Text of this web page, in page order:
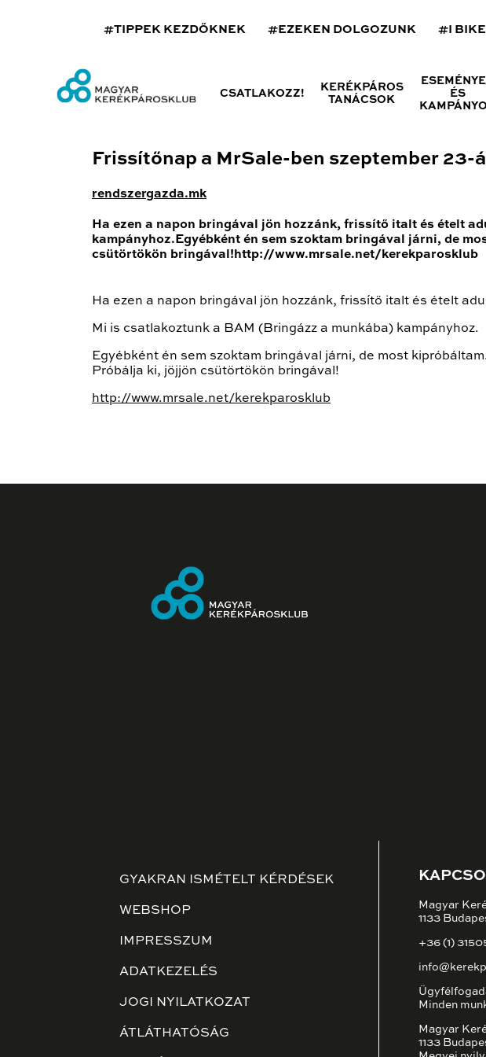
#TIPPEK KEZDŐKNEK #EZEKEN DOLGOZUNK #I
CSATLAKOZZ!
KERÉKPÁROS
TANÁCSOK
ÉS
Frissítőnap a MrSale-ben szeptember 23-
rendszergazda.mk
Ha ezen a napon bringával jön hozzánk, frissítő italt és ételt
kampányhoz.Egyébként én sem szoktam bringával járni, de
csütörtökön bringával!http://www.mrsale.net/kerekparosklub
Ha ezen a napon bringával jön hozzánk, frissítő italt és ételt
Mi is csatlakoztunk a BAM (Bringázz a munkába) kampányhoz.
Egyébként én sem szoktam bringával járni, de most
Próbálja ki, jöjjön csütörtökön bringával!
http://www.mrsale.net/kerekparosklub
GYAKRAN ISMÉTELT KÉRDÉSEK
WEBSHOP
IMPRESSZUM
ADATKEZELÉS
JOGI NYILATKOZAT
ÁTLÁTHATÓSÁG
Magyar
1133
+36 (1)
Minden
Magyar
1133